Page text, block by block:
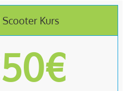
Scooter Kurs